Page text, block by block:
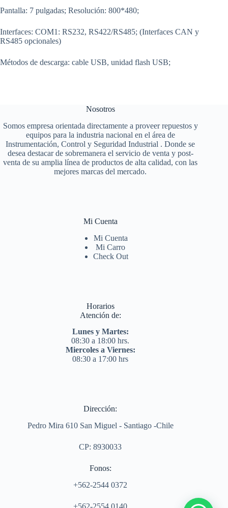
Pantalla: 7 pulgadas; Resolución: 800*480;
Interfaces: COM1: RS232, RS422/RS485; (Interfaces CAN y
RS485 opcionales)
Métodos de descarga: cable USB, unidad flash USB;
Nosotros
Somos empresa orientada directamente a proveer repuestos y
equipos para la industria nacional en el área de
Instrumentación, Control y Seguridad Industrial . Donde se
desea destacar de sobremanera el servicio de venta y post-
venta de su amplia línea de productos de alta calidad, con las
mejores marcas del mercado.
Mi Cuenta
Mi Cuenta
Mi Carro
Check Out
Horarios
Atención de:
Lunes y Martes:
08:30 a 18:00 hrs.
Miercoles a Viernes:
08:30 a 17:00 hrs
Dirección:
Pedro Mira 610 San Miguel - Santiago -Chile
CP: 8930033
Fonos:
+562-2544 0372
+562-2554 0140